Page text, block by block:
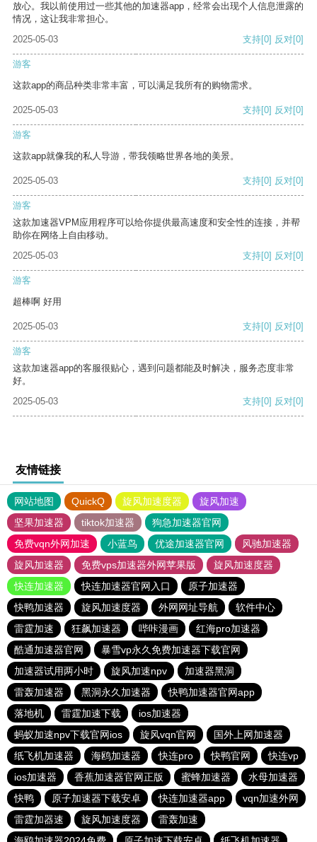
放心。我以前使用过一些其他的加速器app，经常会出现个人信息泄露的
情况，这让我非常担心。
2025-05-03
支持[0] 反对[0]
游客
这款app的商品种类非常丰富，可以满足我所有的购物需求。
2025-05-03 支持[0] 反对[0]
游客
这款app就像我的私人导游，带我领略世界各地的美景。
2025-05-03 支持[0] 反对[0]
游客
这款加速器VPM应用程序可以给你提供最高速度和安全性的连接，并帮
助你在网络上自由移动。
2025-05-03
支持[0] 反对[0]
游客
超棒啊 好用
2025-05-03 支持[0] 反对[0]
游客
这款加速器app的客服很贴心，遇到问题都能及时解决，服务态度非常
好。
2025-05-03
支持[0] 反对[0]
友情链接
网站地图 QuickQ 旋风加速度器
旋风加速
坚果加速器
tiktok加速器
狗急加速器官网
免费vqn外网加速
小蓝鸟 优途加速器官网
风驰加速器
旋风加速器
免费vps加速器外网苹果版
旋风加速度器
快连加速器
快连加速器官网入口
原子加速器
快鸭加速器
旋风加速度器 外网网址导航
软件中心
雷霆加速
狂飙加速器 哔咔漫画
红海pro加速器
酷通加速器官网
暴雪vp永久免费加速器下载官网
加速器试用两小时
旋风加速npv
加速器黑洞
雷轰加速器
黑洞永久加速器
快鸭加速器官网app
落地机
雷霆加速下载
ios加速器
蚂蚁加速npv下载官网ios
旋风vqn官网
国外上网加速器
纸飞机加速器
海鸥加速器 快连pro 快鸭官网
快连vp
ios加速器
香蕉加速器官网正版 蜜蜂加速器
水母加速器
快鸭
原子加速器下载安卓 快连加速器app
vqn加速外网
雷霆加器速
旋风加速度器
雷轰加速